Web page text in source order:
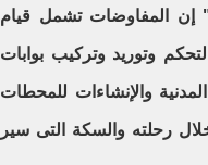
إن المفاوضات تشمل قيام
وتوريد وتركيب بوابات
والإنشاءات للمحطات
رحلته والسكة التى سير